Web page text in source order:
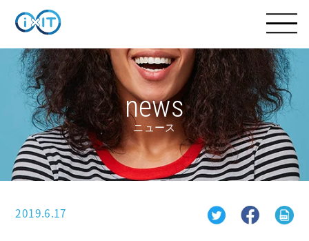
news
ニュース
2019.6.17